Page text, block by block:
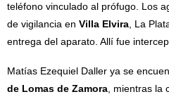
teléfono vinculado al prófugo. Los
de vigilancia en Villa Elvira, La
entrega del aparato. Allí fue
Matías Ezequiel Daller ya se
de Lomas de Zamora, mientras la